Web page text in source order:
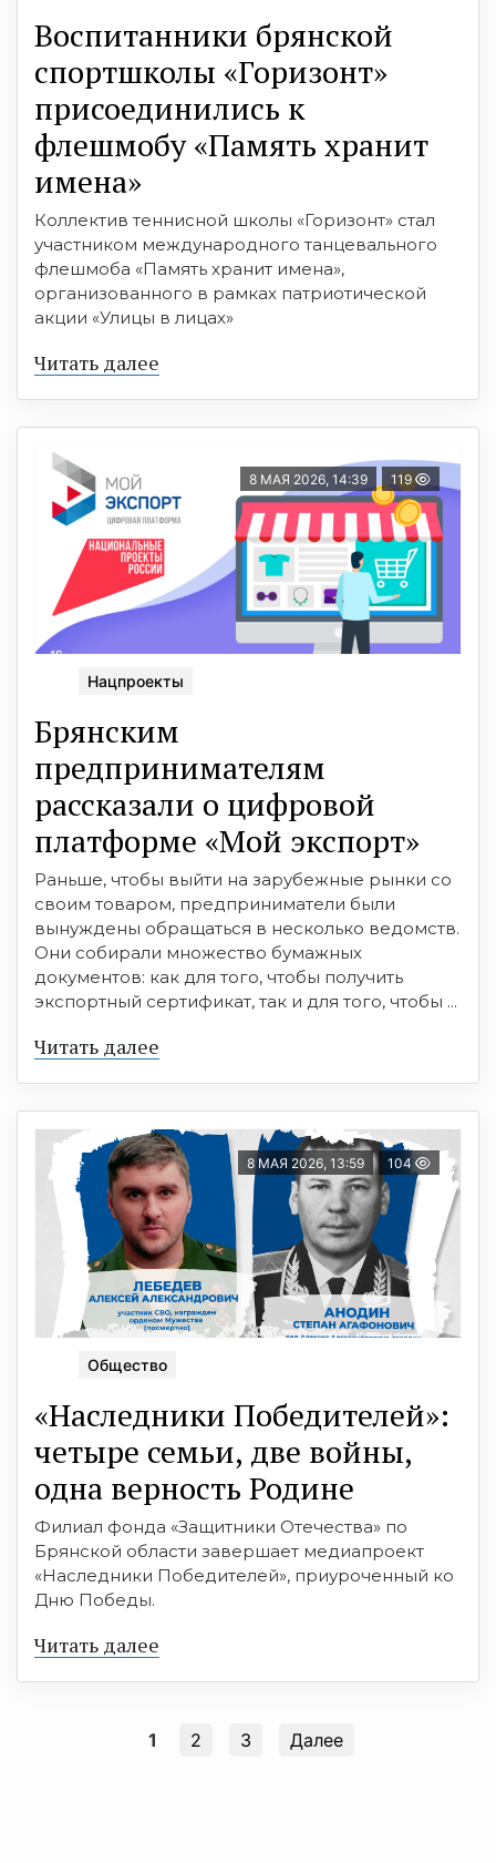
Воспитанники брянской
спортшколы «Горизонт»
присоединились к
флешмобу «Память хранит
имена»
Коллектив теннисной школы «Горизонт» стал
участником международного танцевального
флешмоба «Память хранит имена»,
организованного в рамках патриотической
акции «Улицы в лицах»
Читать далее
8 МАЯ 2026, 14:39 119
Нацпроекты
Брянским
предпринимателям
рассказали о цифрoвoй
платформе «Мой экспорт»
Раньше, чтобы выйти на зарубежные рынки со
своим товаром, предприниматели были
вынуждены обращаться в несколько ведомств.
Они собирали множество бумажных
документов: как для того, чтобы получить
экспортный сертификат, так и для того, чтобы ...
Читать далее
8 МАЯ 2026, 13:59 104
Общество
«Наследники Победителей»:
четыре семьи, две войны,
одна верность Родине
Филиал фонда «Защитники Отечества» по
Брянской области завершает медиапроект
«Наследники Победителей», приуроченный ко
Дню Победы.
Читать далее
1 2 3 Далее